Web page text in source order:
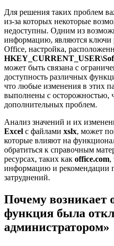
Для решения таких проблем
из-за которых некоторые
недоступны. Одним из
информацию, являются ключи
Office, настройка,
может быть связана с
доступность различных
что любые изменения в этих
выполнены с осторожностью,
дополнительных проблем.
Анализ значений и их
Excel с файлами xslx, может
которые влияют на
обратиться к справочным
ресурсах, таких как office.com,
информацию и рекомендации
затруднений.
Почему возникает
функция была
администратором»